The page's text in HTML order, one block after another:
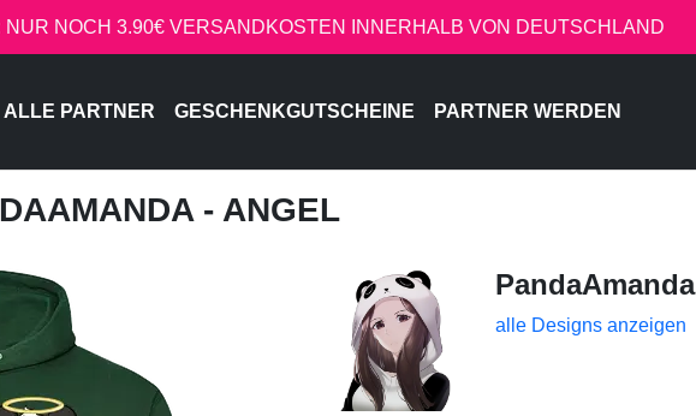
NUR NOCH 3.90€ VERSANDKOSTEN INNERHALB VON DEUTSCHLAND
ALLE PARTNER GESCHENKGUTSCHEINE PARTNER WERDEN
- ANGEL
PandaAmanda
alle Designs anzeigen